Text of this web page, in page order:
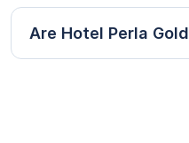
Are Hotel Perla